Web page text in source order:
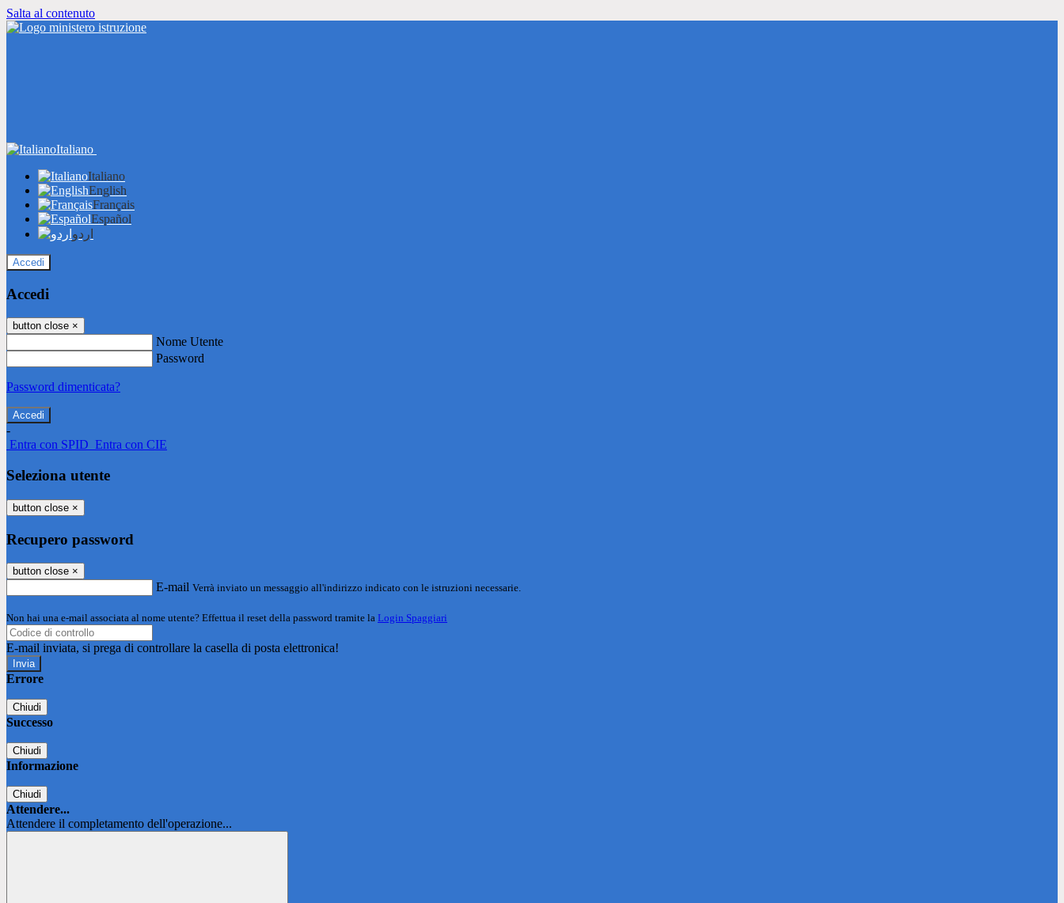
Salta al contenuto
Italiano
Italiano
English
Français
Español
اردو
Accedi
Accedi
button close ×
Nome Utente
Password
Password dimenticata?
-
Entra con SPID Entra con CIE
Seleziona utente
button close ×
Recupero password
button close ×
E-mail Verrà inviato un messaggio all'indirizzo indicato con le istruzioni necessarie.
Non hai una e-mail associata al nome utente? Effettua il reset della password tramite la Login Spaggiari
E-mail inviata, si prega di controllare la casella di posta elettronica!
Errore
Chiudi
Successo
Chiudi
Informazione
Chiudi
Attendere...
Attendere il completamento dell'operazione...